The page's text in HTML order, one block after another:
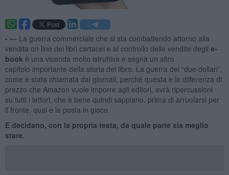
- — La guerra commerciale che si sta combattendo attorno alla
vendita on line dei libri cartacei e al controllo delle vendite degli e­
book è una vicenda molto istruttiva e segna un altro
capitolo importante della storia del libro. La guerra dei “due dollari”,
come è stata chiamata dai giornali, perché questa è la differenza di
prezzo che Amazon vuole imporre agli editori, avrà ripercussioni
su tutti i lettori, che è bene quindi sappiano, prima di arruolarsi per
il fronte, qual è la posta in gioco.
E decidano, con la propria testa, da quale parte sia meglio
stare.